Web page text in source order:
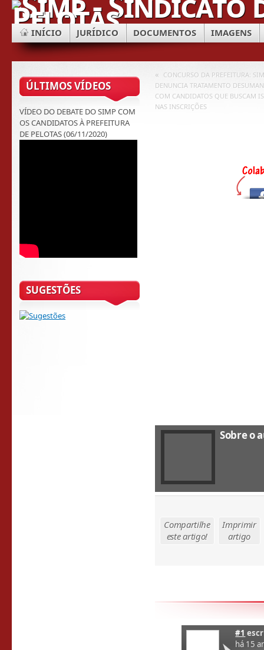
INÍCIO JURÍDICO DOCUMENTOS IMAGENS
« CONCURSO DA PREFEITURA:
DENUNCIA TRATAMENTO
COM CANDIDATOS QUE BUSCAM
NAS INSCRIÇÕES
Sobre o
Compartilhe
este artigo!
Imprimir
artigo
#1
há 15
ÚLTIMOS VÍDEOS
VÍDEO DO DEBATE DO SIMP COM
OS CANDIDATOS À PREFEITURA
DE PELOTAS (06/11/2020)
SUGESTÕES